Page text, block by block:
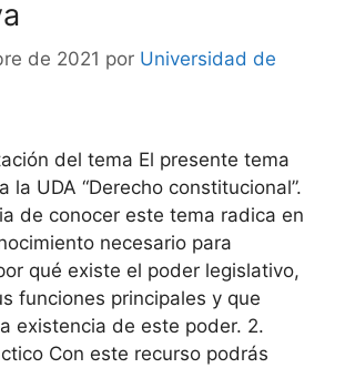
de 2021 por Universidad de
del tema El presente tema
la UDA “Derecho constitucional”.
de conocer este tema radica en
necesario para
qué existe el poder legislativo,
funciones principales y que
existencia de este poder. 2.
Con este recurso podrás